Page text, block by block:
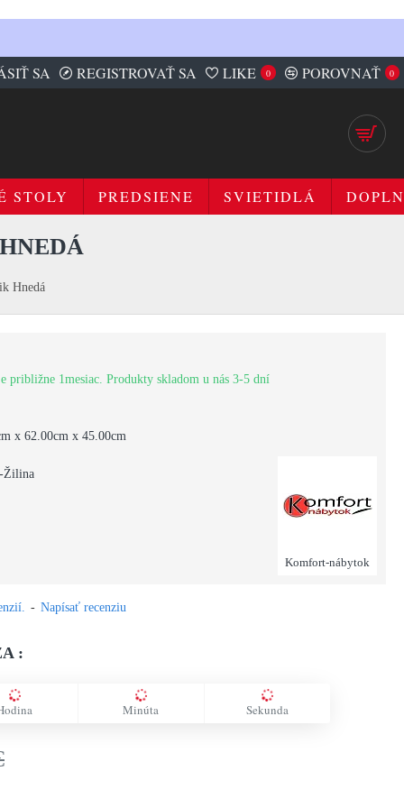
SA REGISTROVAŤ SA LIKE 0 POROVNAŤ 0
STOLY PREDSIENE SVIETIDLÁ
Hnedá
približne 1mesiac. Produkty skladom u nás 3-5 dní
x 62.00cm x 45.00cm
Žilina
Komfort-nábytok
- Napísať recenziu
:
Minúta Sekunda